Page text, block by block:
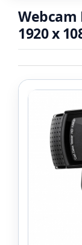
Webcam
1920 x